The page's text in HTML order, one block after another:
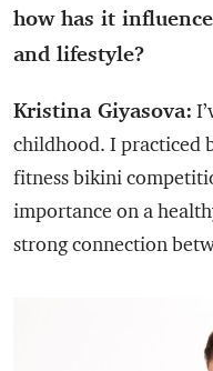
how has it
and lifestyle?
Kristina Giyasova:
childhood. I practiced
fitness bikini
importance on a
strong connection